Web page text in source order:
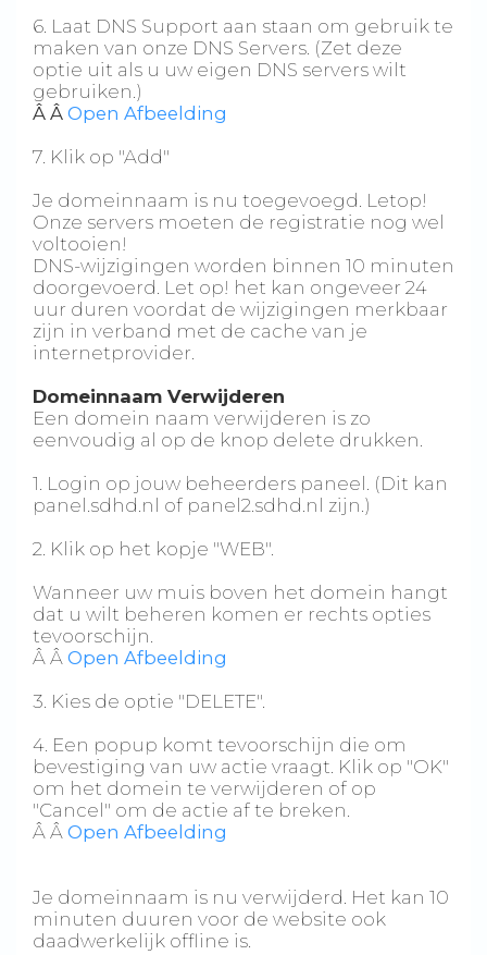
6. Laat DNS Support aan staan om gebruik te
maken van onze DNS Servers. (Zet deze
optie uit als u uw eigen DNS servers wilt
gebruiken.)
Â Â Open Afbeelding
7. Klik op "Add"
Je domeinnaam is nu toegevoegd. Letop!
Onze servers moeten de registratie nog wel
voltooien!
DNS-wijzigingen worden binnen 10 minuten
doorgevoerd. Let op! het kan ongeveer 24
uur duren voordat de wijzigingen merkbaar
zijn in verband met de cache van je
internetprovider.
Domeinnaam Verwijderen
Een domein naam verwijderen is zo
eenvoudig al op de knop delete drukken.
1. Login op jouw beheerders paneel. (Dit kan
panel.sdhd.nl of panel2.sdhd.nl zijn.)
2. Klik op het kopje "WEB".
Wanneer uw muis boven het domein hangt
dat u wilt beheren komen er rechts opties
tevoorschijn.
Â Â Open Afbeelding
3. Kies de optie "DELETE".
4. Een popup komt tevoorschijn die om
bevestiging van uw actie vraagt. Klik op "OK"
om het domein te verwijderen of op
"Cancel" om de actie af te breken.
Â Â Open Afbeelding
Je domeinnaam is nu verwijderd. Het kan 10
minuten duuren voor de website ook
daadwerkelijk offline is.